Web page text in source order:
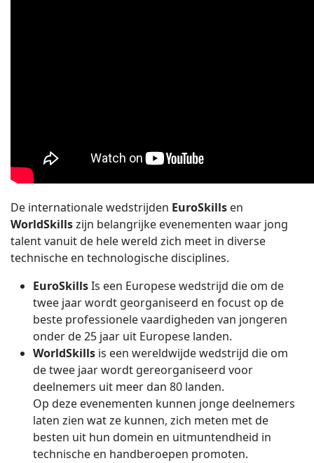
De internationale wedstrijden EuroSkills en
WorldSkillszijn belangrijke evenementen waar jong
talent vanuit de hele wereld zich meet in diverse
technische en technologische disciplines.
EuroSkillsIs een Europese wedstrijd die om de
twee jaar wordt georganiseerd en focust op de
beste professionele vaardigheden van jongeren
onder de 25 jaar uit Europese landen.
WorldSkills is een wereldwijde wedstrijd die om
de twee jaar wordt gereorganiseerd voor
deelnemers uit meer dan 80 landen.
Op deze evenementen kunnen jonge deelnemers
laten zien wat ze kunnen, zich meten met de
besten uit hun domein en uitmuntendheid in
technische en handberoepen promoten.